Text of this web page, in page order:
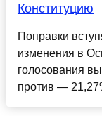
Конституцию
Поправки
изменения в
голосования
против —